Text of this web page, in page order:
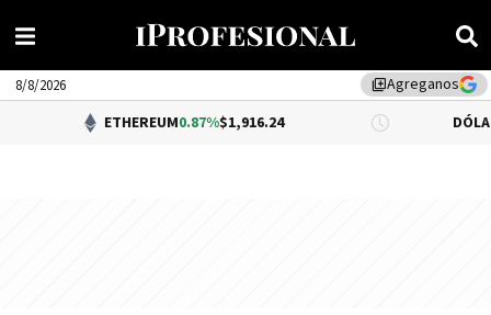
library_addAgreganos
8/8/2026
ETHEREUM 0.87%$1,916.24 DÓLAR BNA